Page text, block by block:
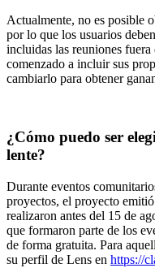
Actualmente, no es posible
por lo que los usuarios
incluidas las reuniones
comenzado a incluir sus
cambiarlo para obtener
¿Cómo puedo ser
lente?
Durante eventos
proyectos, el proyecto
realizaron antes del 15 de
que formaron parte de los
de forma gratuita. Para
su perfil de Lens en https://